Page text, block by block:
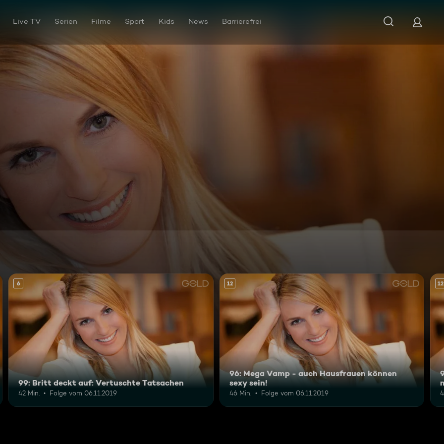
Live TV Serien Filme Sport Kids News Barrierefrei
6
99: Britt deckt auf: Vertuschte Tatsachen
42 Min. Folge vom 06.11.2019
12
96: Mega Vamp - auch Hausfrauen können
sexy sein!
46 Min. Folge vom 06.11.2019
12